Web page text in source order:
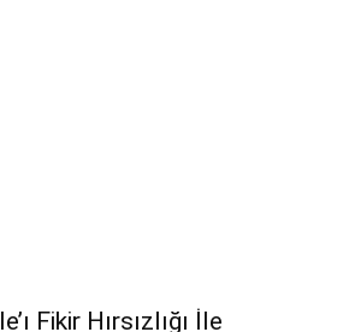
Fikir Hırsızlığı İle